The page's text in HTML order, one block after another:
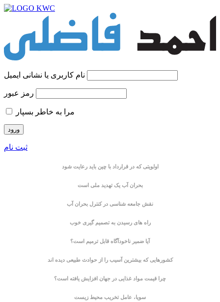
نام کاربری یا نشانی ایمیل
رمز عبور
مرا به خاطر بسپار
ثبت نام
اولویتی که در قرارداد با چین باید رعایت شود
بحران آب یک تهدید ملی است
نقش جامعه شناسی در کنترل بحران آب
راه های رسیدن به تصمیم گیری خوب
آیا ضمیر ناخودآگاه قابل ترمیم است؟
کشورهایی که بیشترین آسیب را از حوادث طبیعی دیده اند
چرا قیمت مواد غذایی در جهان افزایش یافته است؟
سویا، عامل تخریب محیط زیست